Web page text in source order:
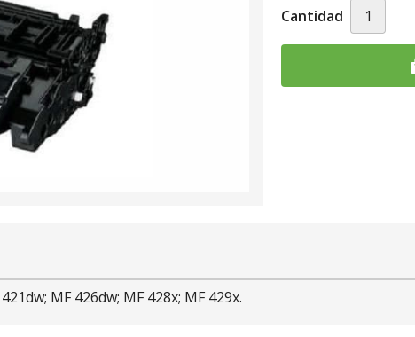
Cantidad
MF 426dw; MF 428x; MF 429x.